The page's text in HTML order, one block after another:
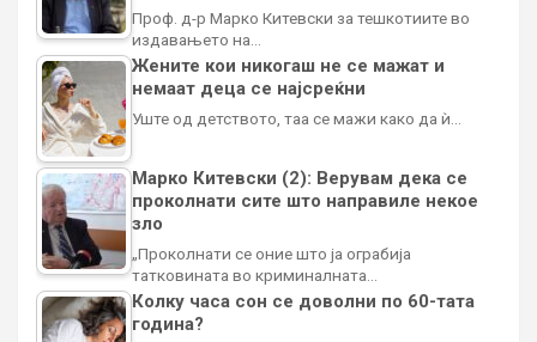
Проф. д-р Марко Китевски за тешкотиите во
издавањето на…
Жените кои никогаш не се мажат и
немаат деца се најсреќни
Уште од детството, таа се мажи како да ѝ…
Марко Китевски (2): Верувам дека се
проколнати сите што направиле некое
зло
„Проколнати се оние што ја ограбија
татковината во криминалната…
Колку часа сон се доволни по 60-тата
година?